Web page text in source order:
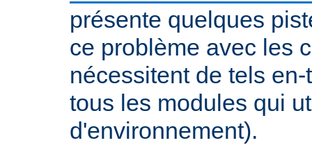
présente quelques
ce problème avec les
nécessitent de tels
tous les modules qui
d'environnement).